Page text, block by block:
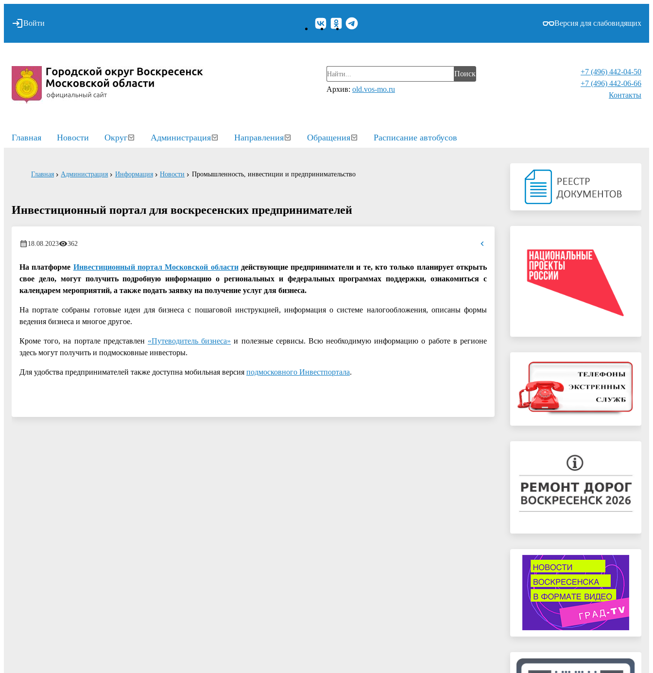
Войти Версия для слабовидящих
Поиск
Архив: old.vos-mo.ru
+7 (496) 442-04-50
+7 (496) 442-06-66
Контакты⁠
Главная Новости Округ Администрация Направления Обращения Расписание автобусов
Главная Администрация Информация Новости Промышленность, инвестиции и предпринимательство
Инвестиционный портал для воскресенских предпринимателей
18.08.2023 362
На платформе Инвестиционный портал Московской областидействующие предприниматели и те, кто только планирует открыть
свое дело, могут получить подробную информацию о региональных и федеральных программах поддержки, ознакомиться с
календарем мероприятий, а также подать заявку на получение услуг для бизнеса.
На портале собраны готовые идеи для бизнеса с пошаговой инструкцией, информация о системе налогообложения, описаны формы
ведения бизнеса и многое другое.
Кроме того, на портале представлен «Путеводитель бизнеса» и полезные сервисы. Всю необходимую информацию о работе в регионе
здесь могут получить и подмосковные инвесторы.
Для удобства предпринимателей также доступна мобильная версия подмосковного Инвестпортала.